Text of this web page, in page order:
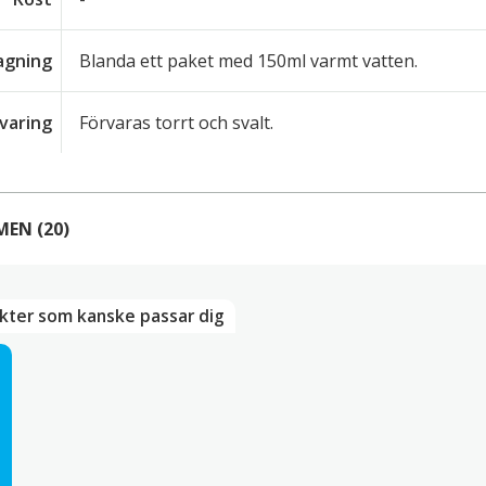
Blanda ett paket med 150ml varmt vatten.
Förvaras torrt och svalt.
(20)
Luc
som kanske passar dig